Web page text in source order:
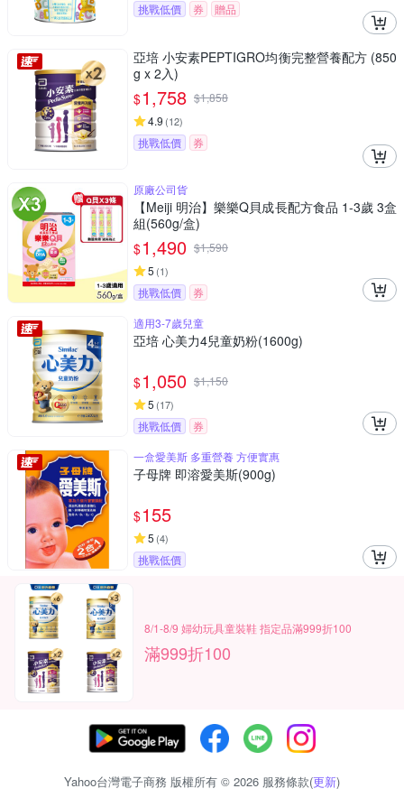
挑戰低價 券 贈品
亞培 小安素PEPTIGRO均衡完整營養配方 (850
g x 2入)
$1,758 $1,858
4.9 (12)
挑戰低價 券
原廠公司貨
【Meiji 明治】樂樂Q貝成長配方食品 1-3歲 3盒
組(560g/盒)
$1,490 $1,590
5 (1)
挑戰低價
券
適用3-7歲兒童
亞培 心美力4兒童奶粉(1600g)
$1,050 $1,150
5 (17)
挑戰低價
券
一盒愛美斯 多重營養 方便實惠
子母牌 即溶愛美斯(900g)
$155
5 (4)
挑戰低價
8/1-8/9 婦幼玩具童裝鞋 指定品滿999折100
滿999折100
Yahoo台灣電子商務 版權所有 © 2026 服務條款(更新)